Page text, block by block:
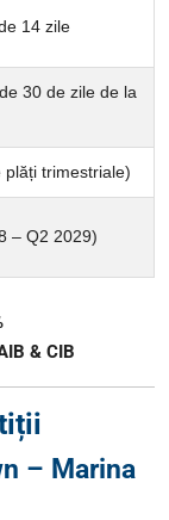
14 zile
30 de zile de la
plăți trimestriale)
– Q2 2029)
& CIB
– Marina